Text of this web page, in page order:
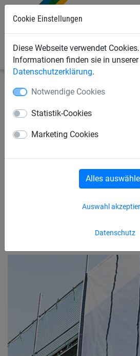
Cookie Einstellungen
Diese Webseite verwendet
Informationen finden sie in unserer
Datenschutzerklärung.
Notwendige Cookies
Statistik-Cookies
Marketing Cookies
Datenschutz
Auswahl
Alles
Bauschutznetze
Gerüstschutzplane
m